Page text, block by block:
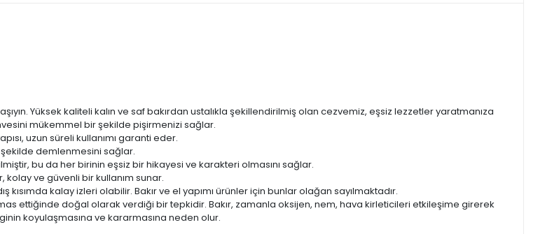
Yüksek kaliteli kalın ve saf bakırdan ustalıkla şekillendirilmiş olan cezvemiz, eşsiz lezzetler yaratmanıza
mükemmel bir şekilde pişirmenizi sağlar.
uzun süreli kullanımı garanti eder.
şekilde demlenmesini sağlar.
bu da her birinin eşsiz bir hikayesi ve karakteri olmasını sağlar.
kolay ve güvenli bir kullanım sunar.
kalay izleri olabilir. Bakır ve el yapımı ürünler için bunlar olağan sayılmaktadır.
ettiğinde doğal olarak verdiği bir tepkidir. Bakır, zamanla oksijen, nem, hava kirleticileri etkileşime girerek
koyulaşmasına ve kararmasına neden olur.